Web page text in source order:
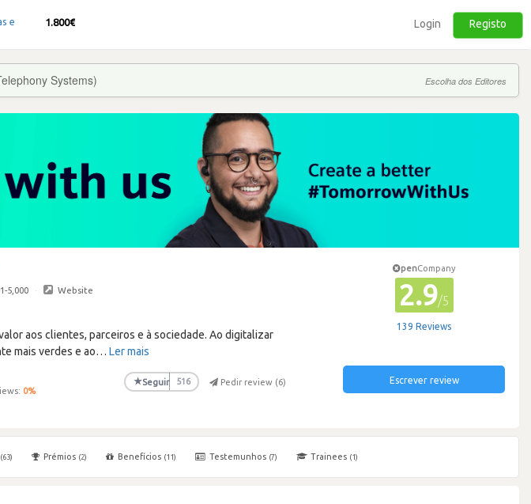
e
1.800€ Login Registo
Systems) Escolha dos Editores
5,000 · Website
aos clientes, parceiros e à sociedade. Ao digitalizar
mais verdes e ao… Ler mais
0%
★Seguir 516 Pedir review (6)
penCompany
2.9/5
139 Reviews
Escrever review
(63) Prémios (2) Benefícios (11) Testemunhos (7) Trainees (1)